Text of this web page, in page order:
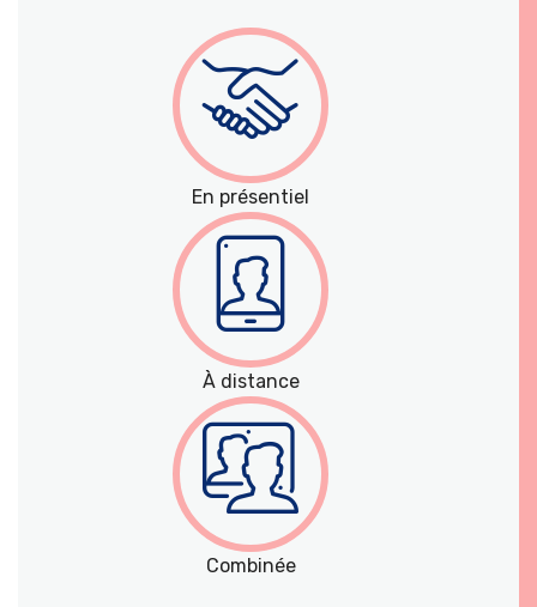
En présentiel
À distance
Combinée